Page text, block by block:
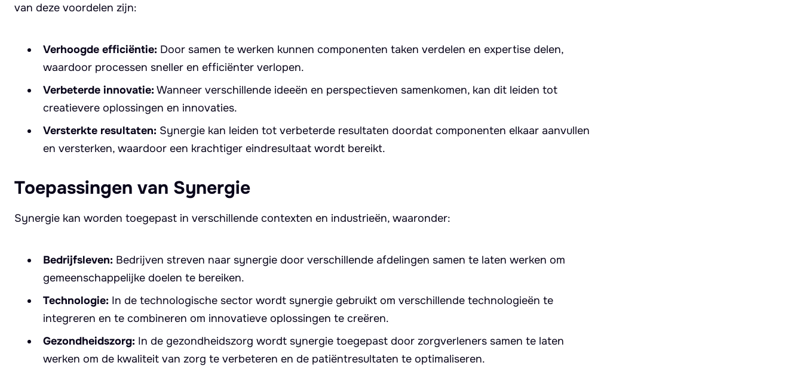
van deze voordelen zijn:
Verhoogde efficiëntie: Door samen te werken kunnen componenten taken verdelen en expertise delen,
waardoor processen sneller en efficiënter verlopen.
Verbeterde innovatie: Wanneer verschillende ideeën en perspectieven samenkomen, kan dit leiden tot
creatievere oplossingen en innovaties.
Versterkte resultaten: Synergie kan leiden tot verbeterde resultaten doordat componenten elkaar aanvullen
en versterken, waardoor een krachtiger eindresultaat wordt bereikt.
Toepassingen van Synergie
Synergie kan worden toegepast in verschillende contexten en industrieën, waaronder:
Bedrijfsleven: Bedrijven streven naar synergie door verschillende afdelingen samen te laten werken om
gemeenschappelijke doelen te bereiken.
Technologie: In de technologische sector wordt synergie gebruikt om verschillende technologieën te
integreren en te combineren om innovatieve oplossingen te creëren.
Gezondheidszorg: In de gezondheidszorg wordt synergie toegepast door zorgverleners samen te laten
werken om de kwaliteit van zorg te verbeteren en de patiëntresultaten te optimaliseren.